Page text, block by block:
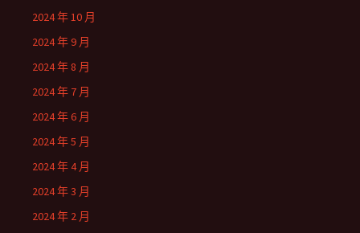
2024 年 10 月
2024 年 9 月
2024 年 8 月
2024 年 7 月
2024 年 6 月
2024 年 5 月
2024 年 4 月
2024 年 3 月
2024 年 2 月